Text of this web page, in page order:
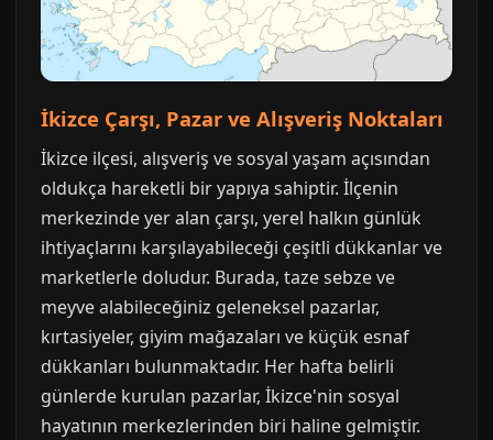
İkizce Çarşı, Pazar ve Alışveriş Noktaları
İkizce ilçesi, alışveriş ve sosyal yaşam açısından
oldukça hareketli bir yapıya sahiptir. İlçenin
merkezinde yer alan çarşı, yerel halkın günlük
ihtiyaçlarını karşılayabileceği çeşitli dükkanlar ve
marketlerle doludur. Burada, taze sebze ve
meyve alabileceğiniz geleneksel pazarlar,
kırtasiyeler, giyim mağazaları ve küçük esnaf
dükkanları bulunmaktadır. Her hafta belirli
günlerde kurulan pazarlar, İkizce'nin sosyal
hayatının merkezlerinden biri haline gelmiştir.